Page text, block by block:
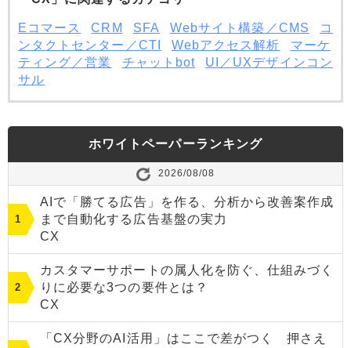
Eコマース CRM SFA Webサイト構築／CMS
コ
ンタクトセンター／CTI
Webアクセス解析
マーケ
ティング／営業
チャットbot
UI／UXデザインコン
サル
ホワイトペーパーランキング
2026/08/08
AIで「勝てる広告」を作る、分析から改善案作成
まで自動化する広告基盤の実力
CX
カスタマーサポートの属人化を防ぐ、仕組みづく
りに必要な3つの要件とは？
CX
「CX分野のAI活用」はここで差がつく 押さえ